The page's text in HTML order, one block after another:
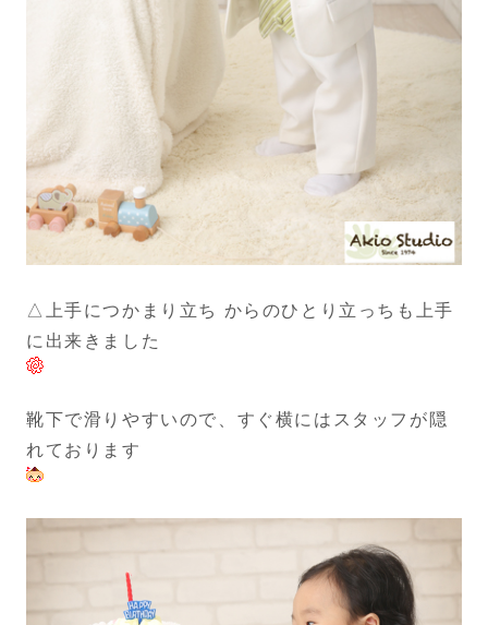
△上手につかまり立ち からのひとり立っちも上手
に出来きました
靴下で滑りやすいので、すぐ横にはスタッフが隠
れております